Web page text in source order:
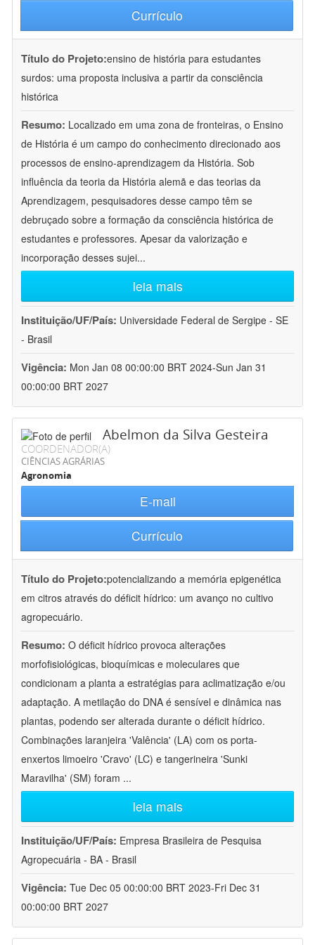
Currículo
Título do Projeto:ensino de história para estudantes
surdos: uma proposta inclusiva a partir da consciência
histórica
Resumo: Localizado em uma zona de fronteiras, o Ensino
de História é um campo do conhecimento direcionado aos
processos de ensino-aprendizagem da História. Sob
influência da teoria da História alemã e das teorias da
Aprendizagem, pesquisadores desse campo têm se
debruçado sobre a formação da consciência histórica de
estudantes e professores. Apesar da valorização e
incorporação desses sujei...
leia mais
Instituição/UF/País: Universidade Federal de Sergipe - SE
- Brasil
Vigência: Mon Jan 08 00:00:00 BRT 2024-Sun Jan 31
00:00:00 BRT 2027
Abelmon da Silva Gesteira
COORDENADOR(A)
CIÊNCIAS AGRÁRIAS
Agronomia
E-mail
Currículo
Título do Projeto:potencializando a memória epigenética
em citros através do déficit hídrico: um avanço no cultivo
agropecuário.
Resumo: O déficit hídrico provoca alterações
morfofisiológicas, bioquímicas e moleculares que
condicionam a planta a estratégias para aclimatização e/ou
adaptação. A metilação do DNA é sensível e dinâmica nas
plantas, podendo ser alterada durante o déficit hídrico.
Combinações laranjeira 'Valência' (LA) com os porta-
enxertos limoeiro 'Cravo' (LC) e tangerineira 'Sunki
Maravilha' (SM) foram ...
leia mais
Instituição/UF/País: Empresa Brasileira de Pesquisa
Agropecuária - BA - Brasil
Vigência: Tue Dec 05 00:00:00 BRT 2023-Fri Dec 31
00:00:00 BRT 2027